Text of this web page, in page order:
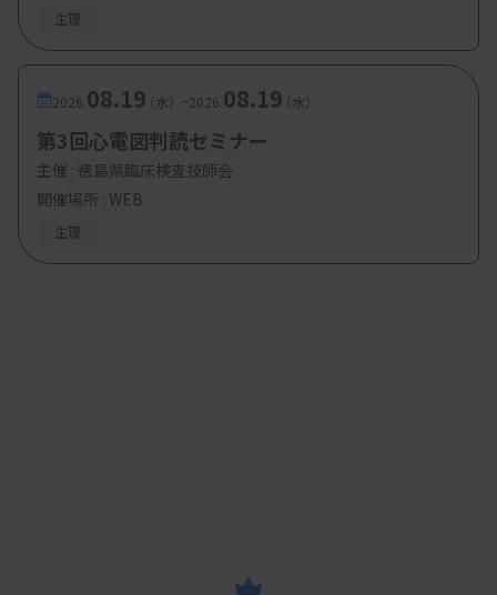
やCPAP指示書、診療情報提供書を紹介元に報告す
るようにした。患者への検査結果の説明やCPAP療
法の導入は紹介元の医療機関が行い、患者を継続的
生理
2026. 08.19（水） -2026. 08.19（水）
第3回心電図判読セミナー
主催 : 徳島県臨床検査技師会
開催場所 : WEB
生理